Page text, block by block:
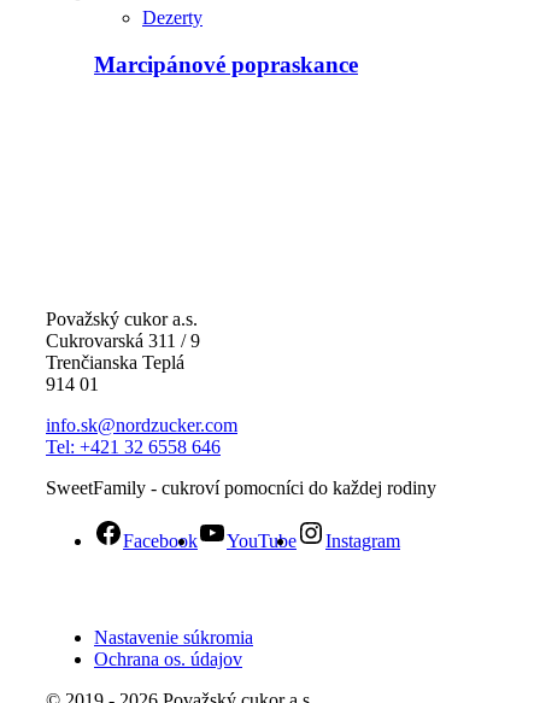
Dezerty
Marcipánové popraskance
Považský cukor a.s.
Cukrovarská 311 / 9
Trenčianska Teplá
914 01
info.sk@nordzucker.com
Tel: +421 32 6558 646
SweetFamily - cukroví pomocníci do každej rodiny
Facebook YouTube Instagram
Nastavenie súkromia
Ochrana os. údajov